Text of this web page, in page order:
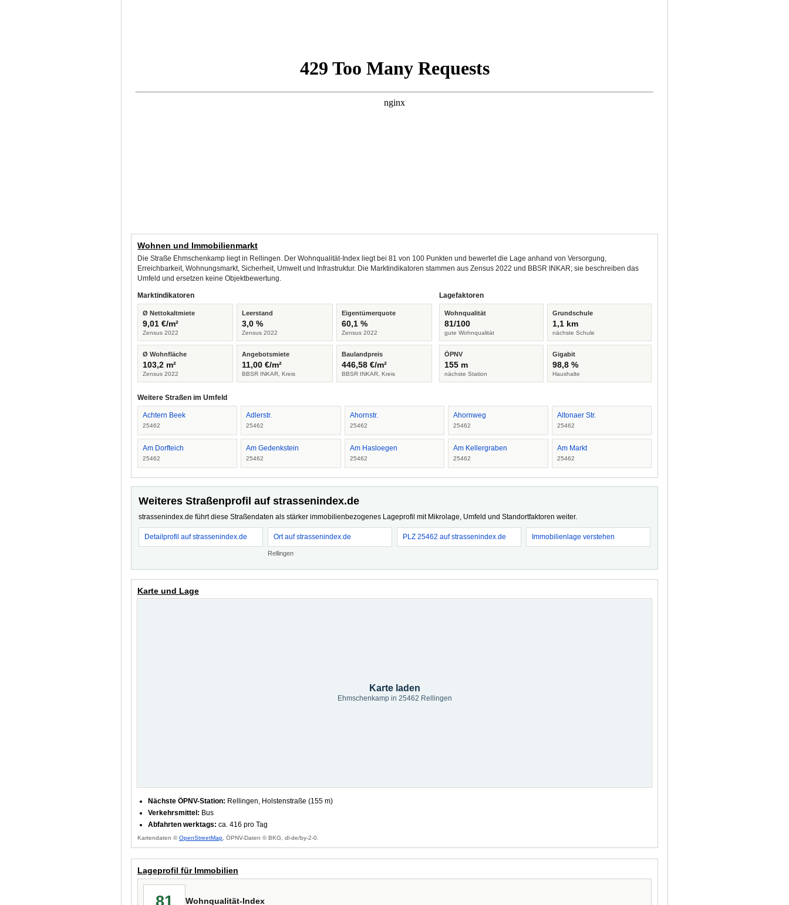
Wohnen und Immobilienmarkt
Die Straße Ehmschenkamp liegt in Rellingen. Der Wohnqualität-Index liegt bei 81 von 100 Punkten und bewertet die Lage anhand von Versorgung,
Erreichbarkeit, Wohnungsmarkt, Sicherheit, Umwelt und Infrastruktur. Die Marktindikatoren stammen aus Zensus 2022 und BBSR INKAR; sie beschreiben das
Umfeld und ersetzen keine Objektbewertung.
Marktindikatoren
Ø Nettokaltmiete
9,01 €/m²
Zensus 2022
Leerstand
3,0 %
Zensus 2022
Eigentümerquote
60,1 %
Zensus 2022
Ø Wohnfläche
103,2 m²
Zensus 2022
Angebotsmiete
11,00 €/m²
BBSR INKAR, Kreis
Baulandpreis
446,58 €/m²
BBSR INKAR, Kreis
Lagefaktoren
Wohnqualität
81/100
gute Wohnqualität
Grundschule
1,1 km
nächste Schule
ÖPNV
155 m
nächste Station
Gigabit
98,8 %
Haushalte
Weitere Straßen im Umfeld
Achtern Beek
25462
Adlerstr.
25462
Ahornstr.
25462
Ahornweg
25462
Altonaer Str.
25462
Am Dorfteich
25462
Am Gedenkstein
25462
Am Hasloegen
25462
Am Kellergraben
25462
Am Markt
25462
Weiteres Straßenprofil auf strassenindex.de
strassenindex.de führt diese Straßendaten als stärker immobilienbezogenes Lageprofil mit Mikrolage, Umfeld und Standortfaktoren weiter.
Detailprofil auf strassenindex.de Ort auf strassenindex.de
Rellingen
PLZ 25462 auf strassenindex.de Immobilienlage verstehen
Karte und Lage
Karte laden
Ehmschenkamp in 25462 Rellingen
Nächste ÖPNV-Station: Rellingen, Holstenstraße (155 m)
Verkehrsmittel: Bus
Abfahrten werktags: ca. 416 pro Tag
Kartendaten ©OpenStreetMap , ÖPNV-Daten © BKG, dl-de/by-2-0.
Lageprofil für Immobilien
81 Wohnqualität-Index